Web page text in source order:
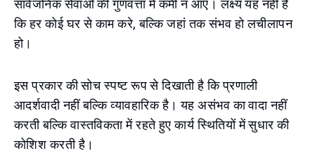
सार्वजनिक सेवाओं की गुणवत्ता में कमी न आए। लक्ष्य यह नहीं है
कि हर कोई घर से काम करे, बल्कि जहां तक संभव हो लचीलापन
हो।
इस प्रकार की सोच स्पष्ट रूप से दिखाती है कि प्रणाली
आदर्शवादी नहीं बल्कि व्यावहारिक है। यह असंभव का वादा नहीं
करती बल्कि वास्तविकता में रहते हुए कार्य स्थितियों में सुधार की
कोशिश करती है।